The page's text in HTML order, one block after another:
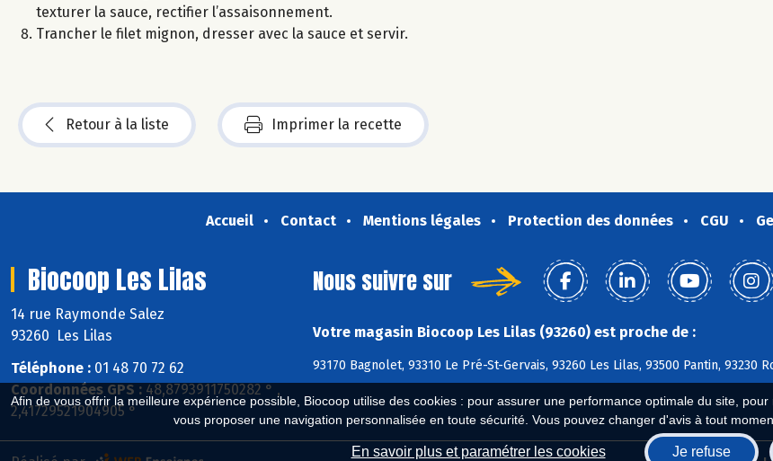
Afin de vous offrir la meilleure expérience possible, Biocoop utilise des cookies : pour assurer une performance optimale du site,
vous proposer une navigation personnalisée en toute sécurité. Vous pouvez changer d'avis à tout
En savoir plus et paramétrer les cookies Je refuse
texturer la sauce, rectifier l’assaisonnement.
Trancher le filet mignon, dresser avec la sauce et servir.
Retour à la liste Imprimer la recette
Accueil Contact Mentions légales Protection des données CGU
Biocoop Les Lilas
14 rue Raymonde Salez
93260 Les Lilas
Téléphone : 01 48 70 72 62
Coordonnées GPS : 48,8793911750282 ° ,
2,41729521904905 °
Nous suivre sur
Votre magasin Biocoop Les Lilas (93260) est proche de :
93170 Bagnolet, 93310 Le Pré-St-Gervais, 93260 Les Lilas, 93500 Pantin, 93230